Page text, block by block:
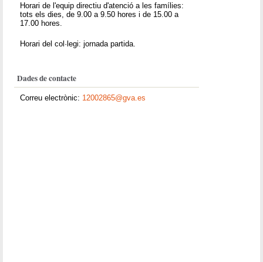
Horari de l'equip directiu d'atenció a les famílies:
tots els dies, de 9.00 a 9.50 hores i de 15.00 a
17.00 hores.
Horari del col·legi: jornada partida.
Dades de contacte
Correu electrònic: 12002865@gva.es